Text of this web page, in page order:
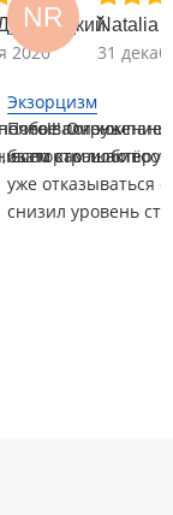
Очень
всем кто любит
2020
и актёру
NR Natalia
31
Экзорцизм
Побывали
было страшно
уже отказываться
снизил уровень